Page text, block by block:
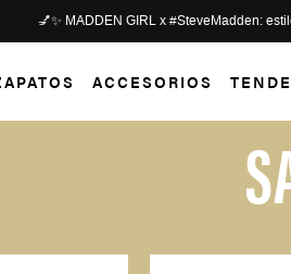
💅✨ MADDEN GIRL x #SteveMadden:
ACCESORIOS